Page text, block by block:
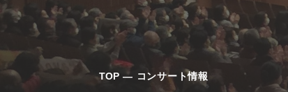
TOP コンサート情報